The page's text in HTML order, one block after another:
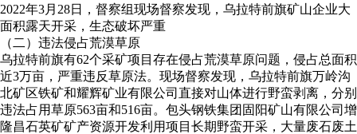
2022年3月28日，督察组现场督察发现，乌拉特前旗矿山企业大
面积露天开采，生态破坏严重
（二）违法侵占荒漠草原
乌拉特前旗有62个采矿项目存在侵占荒漠草原问题，侵占总面积
近3万亩，严重违反草原法。现场督察发现，乌拉特前旗万岭沟
北矿区铁矿和耀辉矿业有限公司直接对山体进行野蛮剥离，分别
违法占用草原563亩和516亩。包头钢铁集团固阳矿山有限公司增
隆昌石英矿矿产资源开发利用项目长期野蛮开采，大量废石废土